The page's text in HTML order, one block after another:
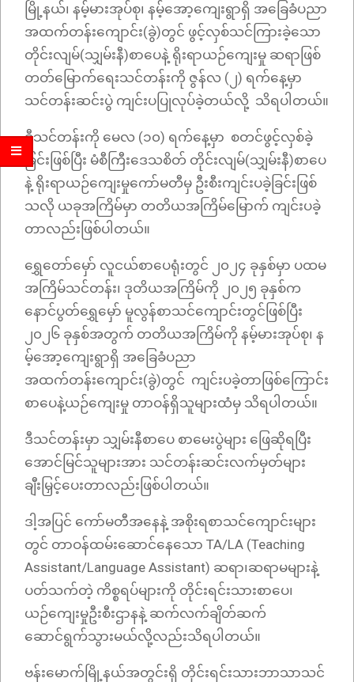
မြို့နယ်၊ နမ့်မားအုပ်စု၊ နမ့်‌အော့ကျေးရွာရှိ အခြေခံပညာ
အထက်တန်းကျောင်း(ခွဲ)တွင် ဖွင့်လှစ်သင်ကြားခဲ့သော
တိုင်းလျမ်(သျှမ်းနီ)စာပေနဲ့ ရိုးရာယဉ်ကျေးမှု ဆရာဖြစ်
တတ်မြောက်ရေးသင်တန်းကို ဇွန်လ (၂) ရက်နေ့မှာ
သင်တန်းဆင်းပွဲ ကျင်းပပြုလုပ်ခဲ့တယ်လို့ သိရပါတယ်။
ဒီသင်တန်းကို မေလ (၁၀) ရက်နေ့မှာ စတင်ဖွင့်လှစ်ခဲ့
ခြင်းဖြစ်ပြီး မံစီကြီးဒေသစိတ် တိုင်းလျမ်(သျှမ်းနီ)စာပေ
နဲ့ ရိုးရာယဉ်ကျေးမှုကော်မတီမှ ဦးစီးကျင်းပခဲ့ခြင်းဖြစ်
သလို ယခုအကြိမ်မှာ တတိယအကြိမ်မြောက် ကျင်းပခဲ့
တာလည်းဖြစ်ပါတယ်။
ရွှေတော်မှော် လူငယ်စာပေရုံးတွင် ၂၀၂၄ ခုနှစ်မှာ ပထမ
အကြိမ်သင်တန်း၊ ဒုတိယအကြိမ်ကို ၂၀၂၅ ခုနှစ်က
နောင်ပွတ်ရွှေမှော် မူလွန်စာသင်ကျောင်းတွင်ဖြစ်ပြီး
၂၀၂၆ ခုနှစ်အတွက် တတိယအကြိမ်ကို နမ့်မားအုပ်စု၊ န
မ့်‌အော့ကျေးရွာရှိ အခြေခံပညာ
အထက်တန်းကျောင်း(ခွဲ)တွင် ကျင်းပခဲ့တာဖြစ်ကြောင်း
စာပေနဲ့ယဉ်ကျေးမှု တာဝန်ရှိသူများထံမှ သိရပါတယ်။
ဒီသင်တန်းမှာ သျှမ်းနီစာပေ စာမေးပွဲများ ဖြေဆိုရပြီး
အောင်မြင်သူများအား သင်တန်းဆင်းလက်မှတ်များ
ချီးမြှင့်ပေးတာလည်းဖြစ်ပါတယ်။
ဒါ့အပြင် ကော်မတီအနေနဲ့ အစိုးရစာသင်ကျောင်းများ
တွင် တာဝန်ထမ်းဆောင်နေသော TA/LA (Teaching
Assistant/Language Assistant) ဆရာ၊ဆရာမများနဲ့
ပတ်သက်တဲ့ ကိစ္စရပ်များကို တိုင်းရင်းသားစာပေ၊
ယဉ်ကျေးမှုဦးစီးဌာနနဲ့ ဆက်လက်ချိတ်ဆက်
ဆောင်ရွက်သွားမယ်လို့လည်းသိရပါတယ်။
ဗန်းမောက်မြို့နယ်အတွင်းရှိ တိုင်းရင်းသားဘာသာသင်